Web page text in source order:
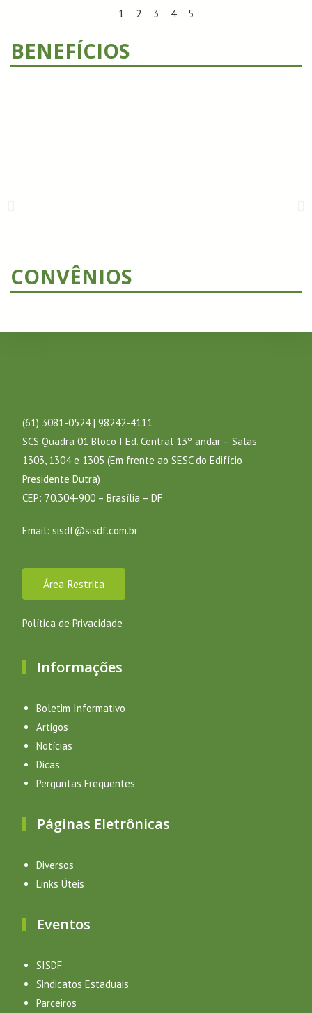
1 2 3 4 5
BENEFÍCIOS
CONVÊNIOS
(61) 3081-0524 | 98242-4111
SCS Quadra 01 Bloco I Ed. Central 13º andar – Salas
1303, 1304 e 1305 (Em frente ao SESC do Edifício
Presidente Dutra)
CEP: 70.304-900 – Brasília – DF
Email: sisdf@sisdf.com.br
Área Restrita
Política de Privacidade
Informações
Boletim Informativo
Artigos
Notícias
Dicas
Perguntas Frequentes
Páginas Eletrônicas
Diversos
Links Úteis
Eventos
SISDF
Sindicatos Estaduais
Parceiros